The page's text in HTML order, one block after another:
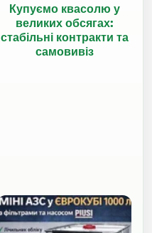
Купуємо квасолю у
великих обсягах:
стабільні контракти та
самовивіз